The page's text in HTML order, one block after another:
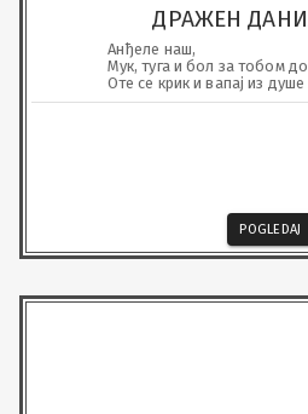
ДРАЖЕН
Анђеле наш,
Мук, туга и бол за тобом
Оте се крик и вапај из душе
како остасмо без наше
POGLEDAJ